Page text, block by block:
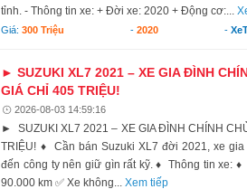
tỉnh. - Thông tin xe: + Đời xe: 2020 + Động cơ:...
Giá:300 Triệu -2020 -
► SUZUKI XL7 2021 – XE GIA ĐÌNH
GIÁ CHỈ 405 TRIỆU!
2026-08-03 14:59:16
► SUZUKI XL7 2021 – XE GIA ĐÌNH CHÍNH
TRIỆU! ♦ Cần bán Suzuki XL7 đời 2021, xe
đến công ty nên giữ gìn rất kỹ. ♦ Thông tin xe:
90.000 km ✅ Xe không...Xem tiếp